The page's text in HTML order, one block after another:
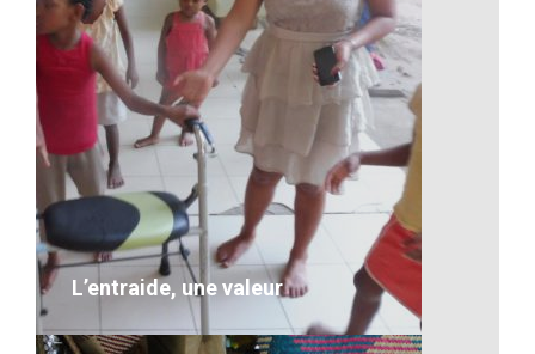
La pureté d’une fleur bleu
VOIR LE DÉTAIL
L’entraide, une valeur